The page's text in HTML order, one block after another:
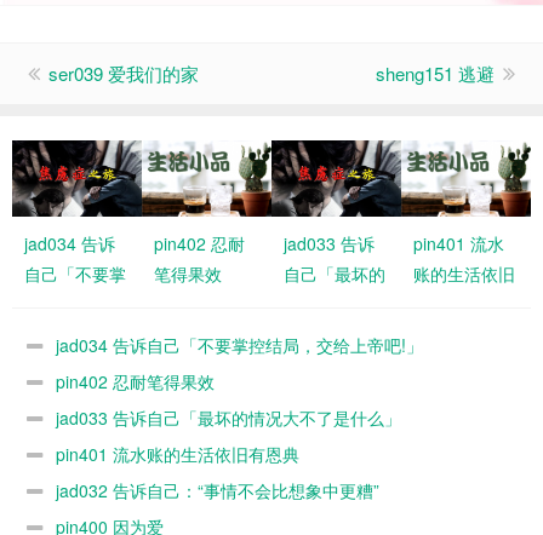
ser039 爱我们的家 sheng151 逃避
jad034 告诉
自己「不要掌
上帝吧!」
pin402 忍耐
笔得果效
jad033 告诉
自己「最坏的
什么」
pin401 流水
账的生活依旧
jad034 告诉自己「不要掌控结局，交给上帝吧!」
pin402 忍耐笔得果效
jad033 告诉自己「最坏的情况大不了是什么」
pin401 流水账的生活依旧有恩典
jad032 告诉自己：“事情不会比想象中更糟”
pin400 因为爱